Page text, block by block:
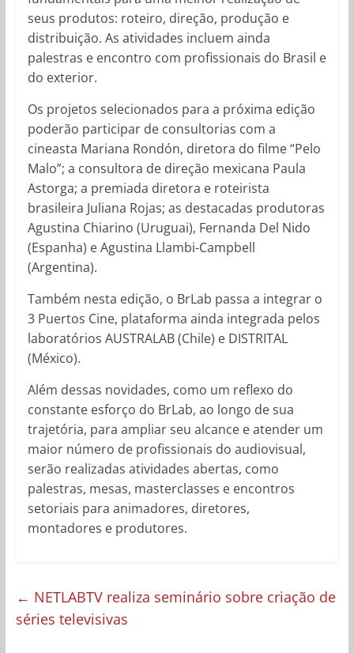
seus produtos: roteiro, direção, produção e
distribuição. As atividades incluem ainda
palestras e encontro com profissionais do Brasil e
do exterior.
Os projetos selecionados para a próxima edição
poderão participar de consultorias com a
cineasta Mariana Rondón, diretora do filme “Pelo
Malo”; a consultora de direção mexicana Paula
Astorga; a premiada diretora e roteirista
brasileira Juliana Rojas; as destacadas produtoras
Agustina Chiarino (Uruguai), Fernanda Del Nido
(Espanha) e Agustina Llambi-Campbell
(Argentina).
Também nesta edição, o BrLab passa a integrar o
3 Puertos Cine, plataforma ainda integrada pelos
laboratórios AUSTRALAB (Chile) e DISTRITAL
(México).
Além dessas novidades, como um reflexo do
constante esforço do BrLab, ao longo de sua
trajetória, para ampliar seu alcance e atender um
maior número de profissionais do audiovisual,
serão realizadas atividades abertas, como
palestras, mesas, masterclasses e encontros
setoriais para animadores, diretores,
montadores e produtores.
← NETLABTV realiza seminário sobre criação de
séries televisivas